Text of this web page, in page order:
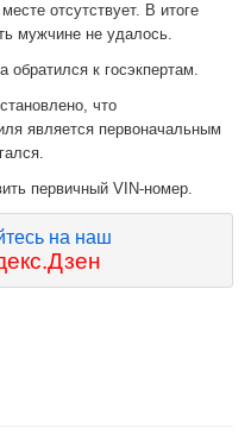
отсутствует. В итоге
мужчине не удалось.
к госэкпертам.
что
является первоначальным
первичный VIN-номер.
на наш